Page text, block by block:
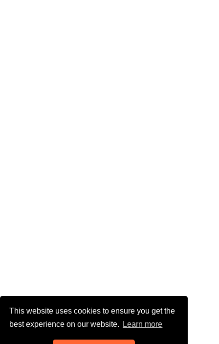
This website uses cookies to ensure you get the
best experience on our website.
Learn more